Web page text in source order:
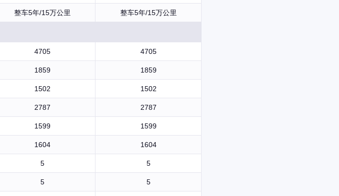
整车5年/15万公里 整车5年/15万公里
4705 4705
1859 1859
1502 1502
2787 2787
1599 1599
1604 1604
5 5
5 5